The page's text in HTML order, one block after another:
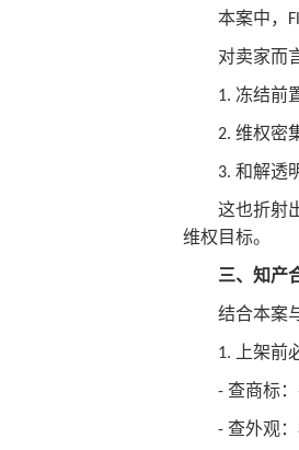
本案中，
对卖家而
1. 冻结前
2. 维权密
3. 和解透
这也折射
维权目标。
三、知产
结合本案
1. 上架前
- 查商标
- 查外观